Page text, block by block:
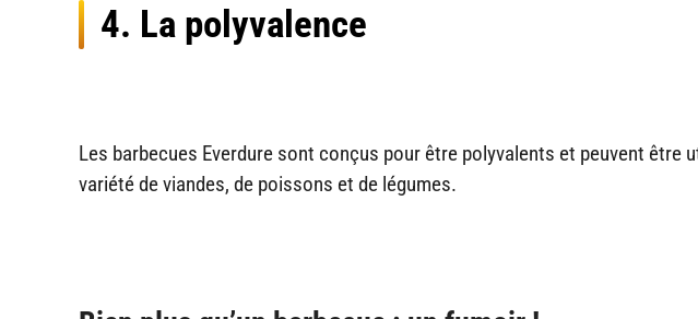
4. La polyvalence
Les barbecues Everdure sont conçus pour être polyvalents et peuvent être
variété de viandes, de poissons et de légumes.